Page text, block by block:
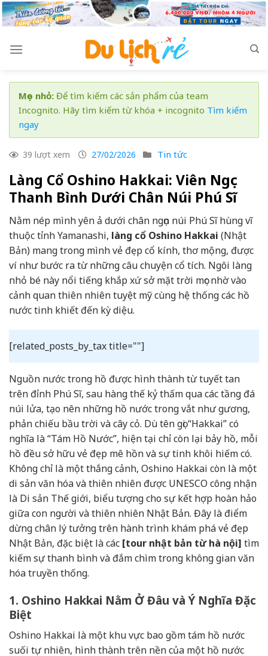
Skip
to
Mẹo nhỏ: Để tìm kiếm các sản phẩm của team
Incognito. Hãy tìm kiếm từ khóa + incognito Tìm kiếm
ngay
39 lượt xem 27/02/2026 Tin tức
Làng Cổ Oshino Hakkai: Viên Ngọc
Thanh Bình Dưới Chân Núi Phú Sĩ
Nằm nép mình yên ả dưới chân ngọn núi Phú Sĩ hùng vĩ
thuộc tỉnh Yamanashi, làng cổ Oshino Hakkai (Nhật
Bản) mang trong mình vẻ đẹp cổ kính, thơ mộng, được
ví như bước ra từ những câu chuyện cổ tích. Ngôi làng
nhỏ bé này nổi tiếng khắp xứ sở mặt trời mọc nhờ vào
cảnh quan thiên nhiên tuyệt mỹ cùng hệ thống các hồ
nước tinh khiết đến kỳ diệu.
[related_posts_by_tax title=""]
Nguồn nước trong hồ được hình thành từ tuyết tan
trên đỉnh Phú Sĩ, sau hàng thế kỷ thấm qua các tầng đá
núi lửa, tạo nên những hồ nước trong vắt như gương,
phản chiếu bầu trời và cây cỏ. Dù tên gọi “Hakkai” có
nghĩa là “Tám Hồ Nước”, hiện tại chỉ còn lại bảy hồ, mỗi
hồ đều sở hữu vẻ đẹp mê hồn và sự tinh khôi hiếm có.
Không chỉ là một thắng cảnh, Oshino Hakkai còn là một
di sản văn hóa và thiên nhiên được UNESCO công nhận
là Di sản Thế giới, biểu tượng cho sự kết hợp hoàn hảo
giữa con người và thiên nhiên Nhật Bản. Đây là điểm
dừng chân lý tưởng trên hành trình khám phá vẻ đẹp
Nhật Bản, đặc biệt là các [tour nhật bản từ hà nội] tìm
kiếm sự thanh bình và đắm chìm trong không gian văn
hóa truyền thống.
1. Oshino Hakkai Nằm Ở Đâu và Ý Nghĩa Đặc
Biệt
Oshino Hakkai là một khu vực bao gồm tám hồ nước
suối tự nhiên, hình thành trên nền của một hồ nước